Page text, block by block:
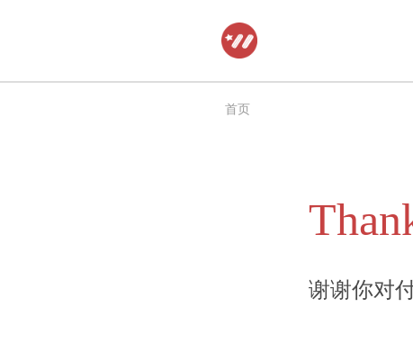
首页
谢谢你对